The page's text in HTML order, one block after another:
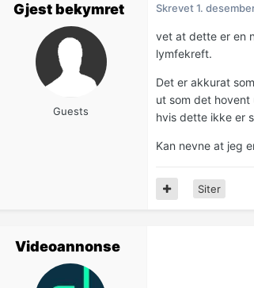
Gjest bekymret
Guests
Skrevet1.
vet at dette er en
lymfekreft.
Det er akkurat
ut som det
hvis dette ikke er
Kan nevne at jeg
Siter
Videoannonse